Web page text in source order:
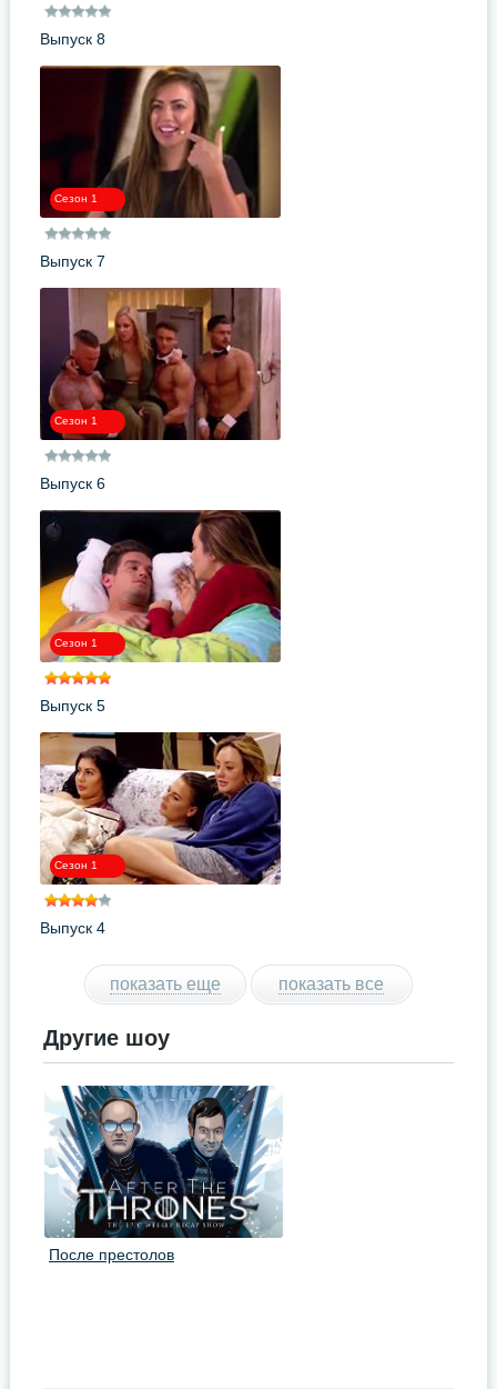
Выпуск 8
Сезон 1
Выпуск 7
Сезон 1
Выпуск 6
Сезон 1
Выпуск 5
Сезон 1
Выпуск 4
показать еще показать все
Другие шоу
После престолов